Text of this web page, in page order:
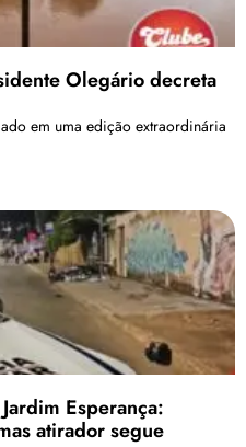
Olegário decreta
em uma edição extraordinária
Esperança:
atirador segue